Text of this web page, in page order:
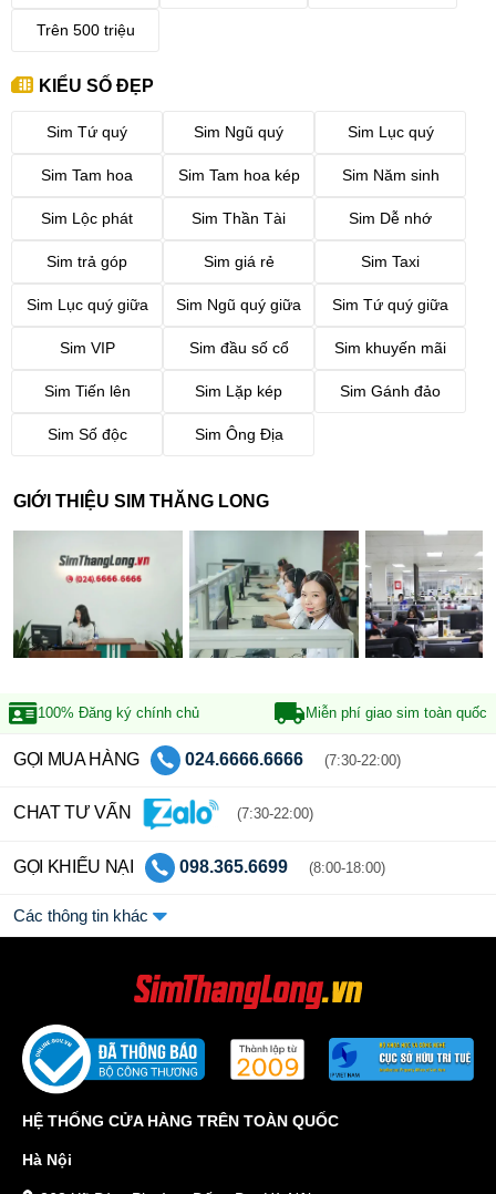
Trên 500 triệu
KIỂU SỐ ĐẸP
Sim Tứ quý Sim Ngũ quý Sim Lục quý
Sim Tam hoa Sim Tam hoa kép Sim Năm sinh
Sim Lộc phát Sim Thần Tài Sim Dễ nhớ
Sim trả góp Sim giá rẻ Sim Taxi
Sim Lục quý giữa Sim Ngũ quý giữa Sim Tứ quý giữa
Sim VIP Sim đầu số cổ Sim khuyến mãi
Sim Tiến lên Sim Lặp kép Sim Gánh đảo
Sim Số độc Sim Ông Địa
GIỚI THIỆU SIM THĂNG LONG
100% Đăng ký chính chủ Miễn phí giao sim toàn quốc
GỌI MUA HÀNG 024.6666.6666 (7:30-22:00)
CHAT TƯ VẤN (7:30-22:00)
GỌI KHIẾU NẠI 098.365.6699 (8:00-18:00)
Các thông tin khác
HỆ THỐNG CỬA HÀNG TRÊN TOÀN QUỐC
Hà Nội